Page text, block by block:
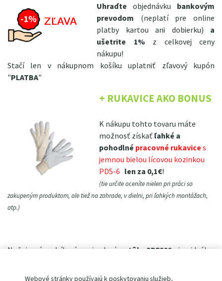
Webové stránky používajú k poskytovaniu služieb,
Uhraďte objednávku bankovým
prevodom (neplatí pre online
platby kartou ani dobierku) a
ušetrite 1% z celkovej ceny
nákupu!
Stačí len v nákupnom košíku uplatniť zľavový kupón
"PLATBA"
+ RUKAVICE AKO BONUS
K nákupu tohto tovaru máte
možnosť získaťľahké a
pohodlné pracovné rukavices
jemnou bielou lícovou kozinkou
PD5-6 len za 0,1€!
(tie určite oceníte nielen pri práci so
zakupeným produktom, ale tiež na zahrade, v dielni, pri ľahkých montážach,
atp.)
Nožnicový zdvíhací pojazdovýstôl SPF800je ideálny
výšky 1 500 mm . Konštruovaný je na priemyselné použitie